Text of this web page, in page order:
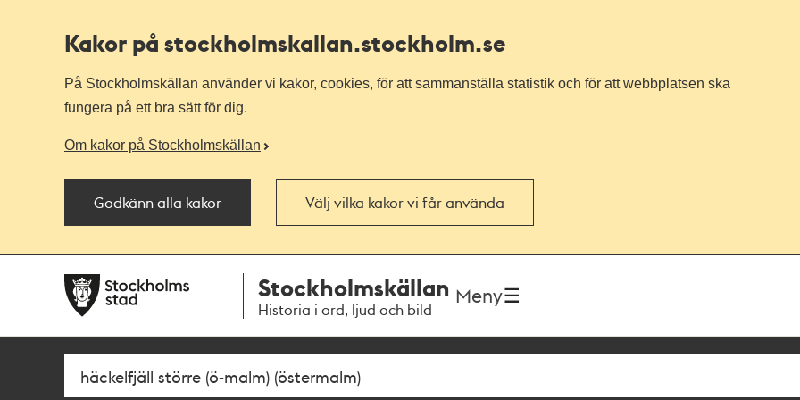
Kakor på stockholmskallan.stockholm.se
På Stockholmskällan använder vi kakor, cookies, för att sammanställa statistik och för att webbplatsen ska
fungera på ett bra sätt för dig.
Om kakor på Stockholmskällan
Godkänn alla kakor Välj vilka kakor vi får använda
navigationen
huvudinnehållet
Stockholmskällan
Historia i ord, ljud och bild
Meny
Sök